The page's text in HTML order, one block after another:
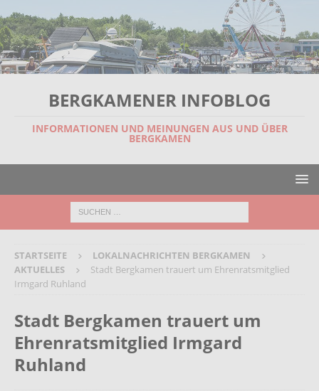
BERGKAMENER INFOBLOG
INFORMATIONEN UND MEINUNGEN AUS UND ÜBER
BERGKAMEN
STARTSEITE
LOKALNACHRICHTEN BERGKAMEN
AKTUELLES
Stadt Bergkamen trauert um Ehrenratsmitglied
Irmgard Ruhland
Stadt Bergkamen trauert um
Ehrenratsmitglied Irmgard
Ruhland